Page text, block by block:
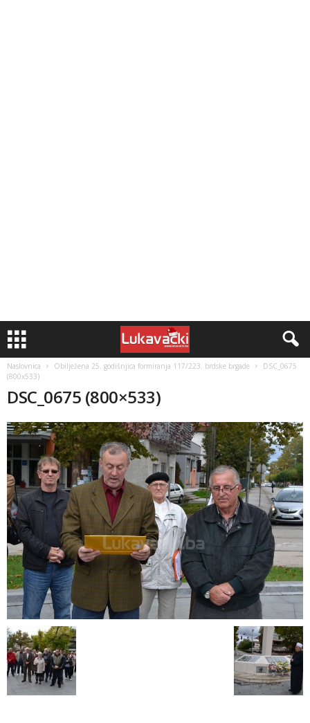
Naslovnica Obilježena 25. godišnjica formiranja 117/223. brdske brgade
DSC_0675
(800x533)
DSC_0675 (800×533)